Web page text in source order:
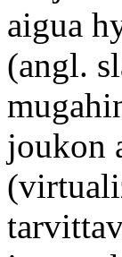
aigua
(angl.
joukon